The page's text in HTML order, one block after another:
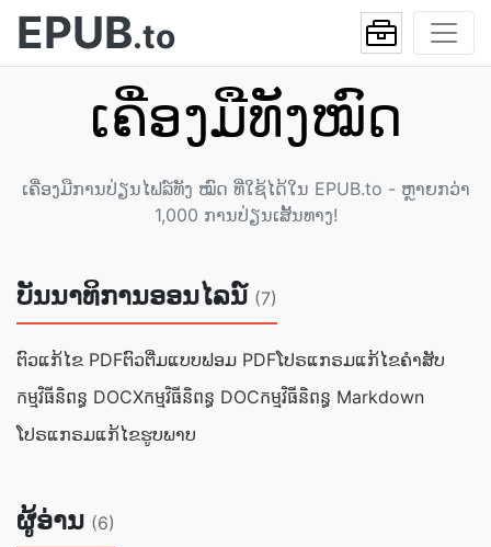
EPUB.to
ເຄື່ອງມື​ທັງໝົດ
ເຄື່ອງມືການປ່ຽນໄຟລ໌ທັງ ໝົດ ທີ່ໃຊ້ໄດ້ໃນ EPUB.to - ຫຼາຍກວ່າ
1,000 ການປ່ຽນເສັ້ນທາງ!
ບັນນາທິການອອນໄລນ໌ (7)
ຕົວແກ້ໄຂ PDFຕົວຕື່ມແບບຟອມ PDFໂປຣແກຣມແກ້ໄຂຄຳສັບ
កម្មវិធី​និពន្ធ DOCXកម្មវិធី​និពន្ធ DOCកម្មវិធី​និពន្ធ Markdown
ໂປຣແກຣມແກ້ໄຂຮູບພາບ
ຜູ້ອ່ານ (6)